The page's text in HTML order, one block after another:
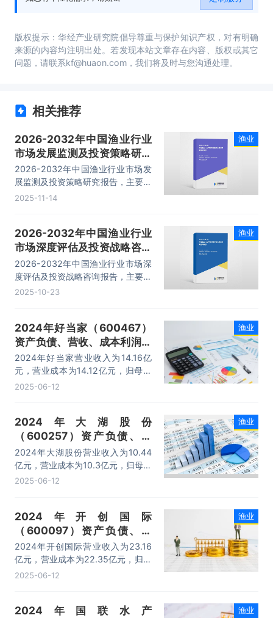
版权提示：华经产业研究院倡导尊重与保护知识产权，对有明确
来源的内容均注明出处。若发现本站文章存在内容、版权或其它
问题，请联系kf@huaon.com，我们将及时与您沟通处理。
相关推荐
2026-2032年中国渔业行业
市场发展监测及投资策略研究
报告
2026-2032年中国渔业行业市场发
展监测及投资策略研究报告，主要包
括行业市场竞争格局分析、领先企业
2025-11-14
渔业
2026-2032年中国渔业行业
市场深度评估及投资战略咨询
报告
2026-2032年中国渔业行业市场深
度评估及投资战略咨询报告，主要包
括行业各区域市场概况、主体企业运
2025-10-23
渔业
2024年好当家（600467）
资产负债、营收、成本利润及
主营产品数据统计
2024年好当家营业收入为14.16亿
元，营业成本为14.12亿元，归母公
司净利润为4342.76万元，总资产为
2025-06-12
渔业
2024年大湖股份
（600257）资产负债、营
收、成本利润及主营产品数据
统计
2024年大湖股份营业收入为10.44
亿元，营业成本为10.3亿元，归母公
司净利润为-7695.1万元，总资产为
2025-06-12
渔业
2024年开创国际
（600097）资产负债、营
收、成本利润及主营产品数据
统计
2024年开创国际营业收入为23.16
亿元，营业成本为22.35亿元，归母
公司净利润为6119.09万元，总资产
2025-06-12
渔业
2024年国联水产 渔业